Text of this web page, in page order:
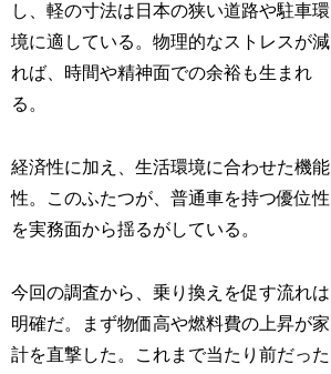
し、軽の寸法は日本の狭い道路や駐車環
境に適している。物理的なストレスが減
れば、時間や精神面での余裕も生まれ
る。
経済性に加え、生活環境に合わせた機能
性。このふたつが、普通車を持つ優位性
を実務面から揺るがしている。
今回の調査から、乗り換えを促す流れは
明確だ。まず物価高や燃料費の上昇が家
計を直撃した。これまで当たり前だった